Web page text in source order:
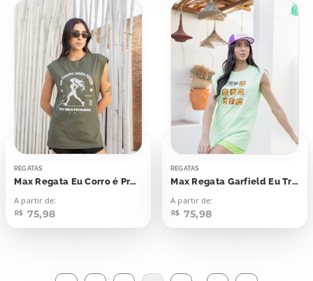
REGATAS
Max Regata Eu Corro é Pra Fugir dos Meus Problemas
A partir de:
R$ 75,98
REGATAS
Max Regata Garfield Eu Treino é Pra Comer
A partir de:
R$ 75,98